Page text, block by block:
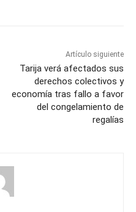
Artículo siguiente
Tarija verá afectados sus
derechos colectivos y
economía tras fallo a favor
del congelamiento de
regalías